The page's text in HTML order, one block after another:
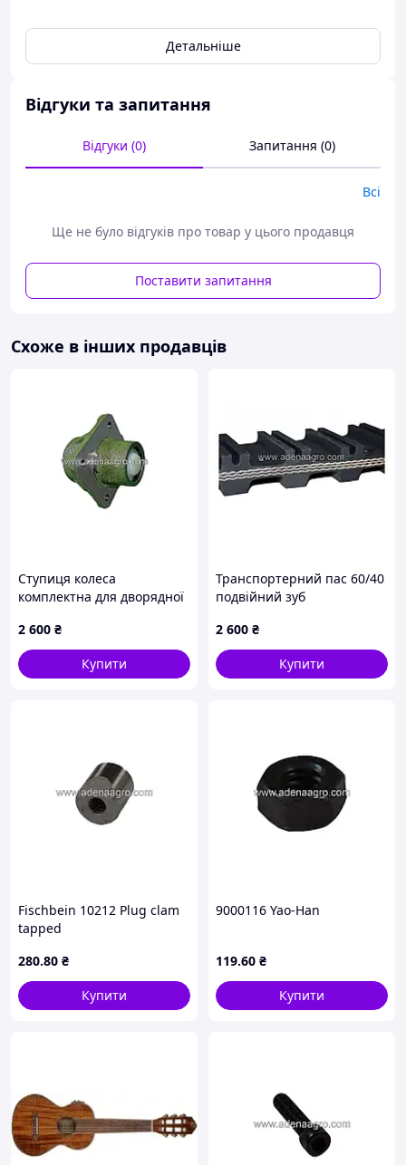
Детальніше
Відгуки та запитання
Відгуки (0) Запитання (0)
Всі
Ще не було відгуків про товар у цього продавця
Поставити запитання
Схоже в інших продавців
Ступиця колеса
комплектна для дворядної
Z609 5609050181
2 600 ₴
Купити
Транспортерний пас 60/40
подвійний зуб
2 600 ₴
Купити
Fischbein 10212 Plug clam
tapped
280.80 ₴
Купити
9000116 Yao-Han
119.60 ₴
Купити